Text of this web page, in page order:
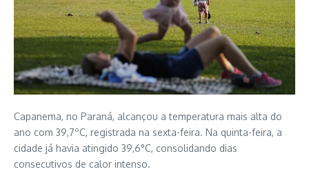
Capanema, no Paraná, alcançou a temperatura mais alta do
ano com 39,7ºC, registrada na sexta-feira. Na quinta-feira, a
cidade já havia atingido 39,6°C, consolidando dias
consecutivos de calor intenso.